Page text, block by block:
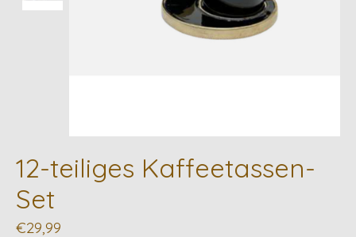
12-teiliges Kaffeetassen-
Set
€29,99